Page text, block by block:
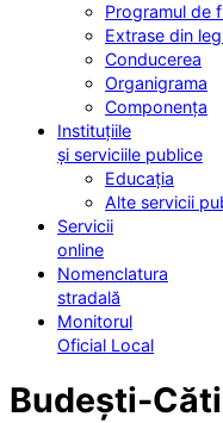
Programul de
Extrase din
Conducerea
Organigrama
Componența
Instituțiile
și serviciile publice
Educația
Alte servicii
Servicii
online
Nomenclatura
stradală
Monitorul
Oficial Local
Budești-